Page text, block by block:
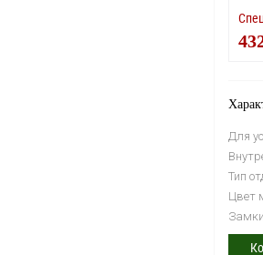
Для
Тип
Цвет
Замки